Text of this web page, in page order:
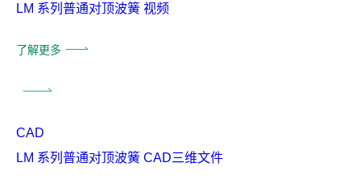
LM 系列普通对顶波簧 视频
了解更多
CAD
LM 系列普通对顶波簧 CAD三维文件